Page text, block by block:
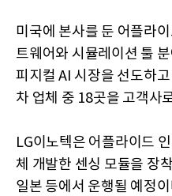
미국에 본사를 둔 어플라
트웨어와 시뮬레이션 툴
피지컬 AI 시장을 선도하
차 업체 중 18곳을 고객사
LG이노텍은 어플라이드
체 개발한 센싱 모듈을 장
일본 등에서 운행될 예정